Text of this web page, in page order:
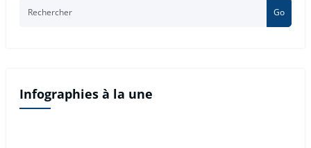
Go
Infographies à la une